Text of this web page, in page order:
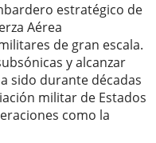
estratégico de
Aérea
de gran escala.
y alcanzar
sido durante décadas
militar de Estados
como la